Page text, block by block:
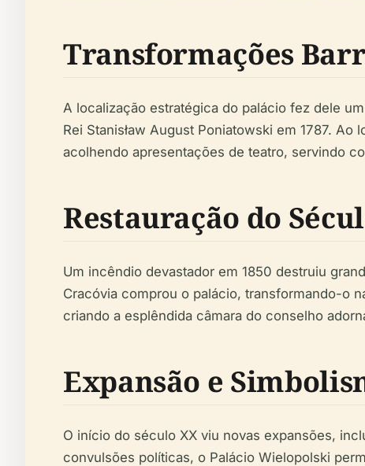
Transformações
A localização estratégica do palácio fez dele
Rei Stanisław August Poniatowski em 1787.
acolhendo apresentações de teatro, servindo
Restauração do
Um incêndio devastador em 1850 destruiu
Cracóvia comprou o palácio, transformando-o
criando a esplêndida câmara do conselho
Expansão e
O início do século XX viu novas expansões,
convulsões políticas, o Palácio Wielopolski